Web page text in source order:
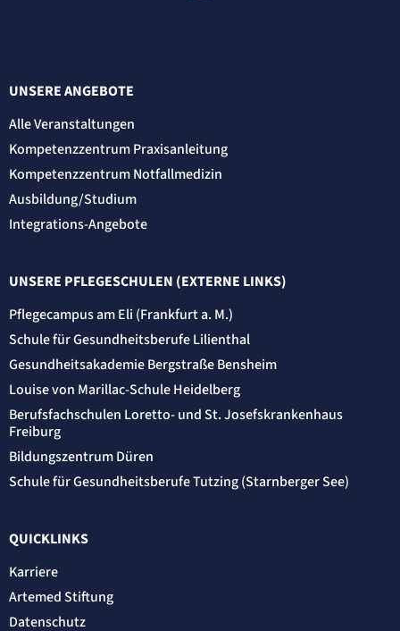
UNSERE ANGEBOTE
Alle Veranstaltungen
Kompetenzzentrum Praxisanleitung
Kompetenzzentrum Notfallmedizin
Ausbildung/Studium
Integrations-Angebote
UNSERE PFLEGESCHULEN (EXTERNE LINKS)
Pflegecampus am Eli (Frankfurt a. M.)
Schule für Gesundheitsberufe Lilienthal
Gesundheitsakademie Bergstraße Bensheim
Louise von Marillac-Schule Heidelberg
Berufsfachschulen Loretto- und St. Josefskrankenhaus
Freiburg
Bildungszentrum Düren
Schule für Gesundheitsberufe Tutzing (Starnberger See)
QUICKLINKS
Karriere
Artemed Stiftung
Datenschutz